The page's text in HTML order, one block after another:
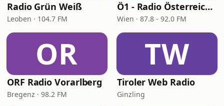
Radio Grün Weiß
Leoben · 104.7 FM
Ö1 - Radio Österreich 1
Wien · 87.8 - 92.0 FM
OR
ORF Radio Vorarlberg
Bregenz · 98.2 FM
TW
Tiroler Web Radio
Ginzling